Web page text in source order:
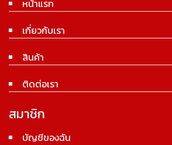
หน้าแรก
เกี่ยวกับเรา
สินค้า
ติดต่อเรา
สมาชิก
บัญชีของฉัน